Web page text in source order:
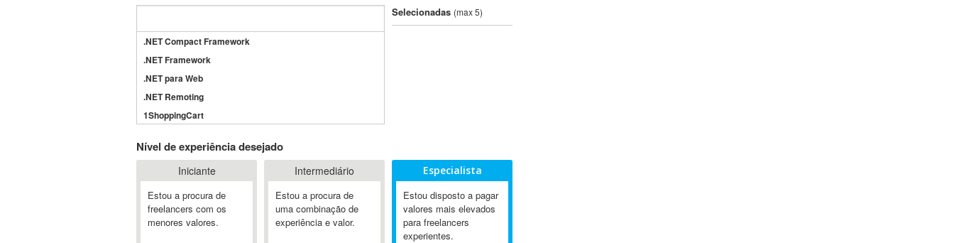
.NET Compact Framework
.NET Framework
.NET para Web
.NET Remoting
1ShoppingCart
3GSM
4D Dimension
802.11
A&P
A-GPS
Selecionadas (max 5)
Nível de experiência desejado
Iniciante
Estou a procura de
freelancers com os
menores valores.
Intermediário
Estou a procura de
uma combinação de
experiência e valor.
Especialista
Estou disposto a pagar
valores mais elevados
para freelancers
experientes.